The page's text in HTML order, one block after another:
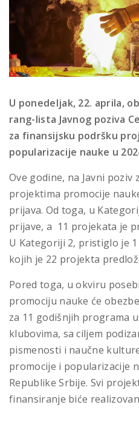
U ponedeljak, 22. aprila,
rang-lista Javnog poziva
za finansijsku podršku
popularizacije nauke u
Ove godine, na Javni
projektima promocije
prijava. Od toga, u
prijave, a 11 projekata je
U Kategoriji 2, pristiglo je
kojih je 22 projekta
Pored toga, u okviru
promociju nauke će
za 11 godišnjih programa
klubovima, sa ciljem
pismenosti i naučne
promocije i popularizacije
Republike Srbije. Svi
finansiranje biće